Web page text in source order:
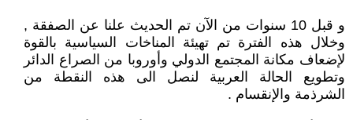
و قبل 10 سنوات من الآن تم الحديث علنا عن الصفقة ,
وخلال هذه الفترة تم تهيئة المناخات السياسية بالقوة
لإضعاف مكانة المجتمع الدولي وأوروبا من الصراع الدائر
وتطويع الحالة العربية لنصل الى هذه النقطة من
الشرذمة والإنقسام .